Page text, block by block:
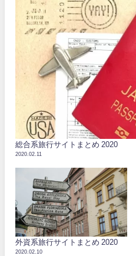
総合系旅行サイトまとめ 2020
2020.02.11
外資系旅行サイトまとめ 2020
2020.02.10